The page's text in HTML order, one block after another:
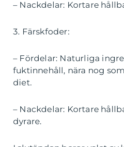
– Nackdelar: Kortare
3. Färskfoder:
– Fördelar: Naturliga
fuktinnehåll, nära nog
diet.
– Nackdelar: Kortare
dyrare.